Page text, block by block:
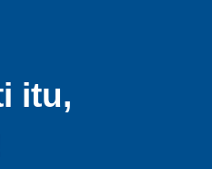
itu,